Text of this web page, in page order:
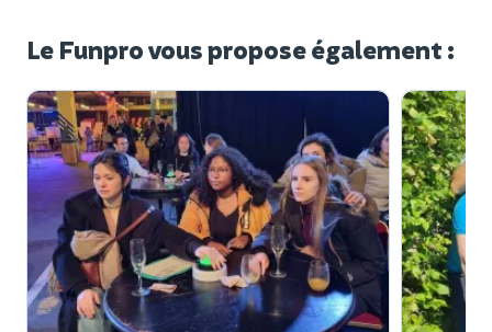
Le Funpro vous propose également :